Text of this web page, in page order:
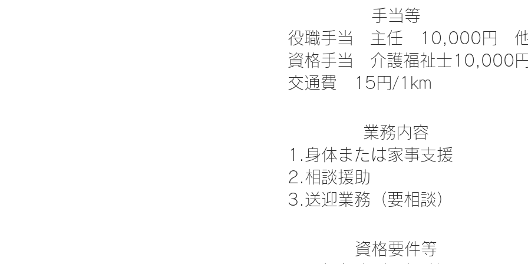
手当等
役職手当 主任 10,000円
資格手当 介護福祉士10,000
​交通費 15円/1km
業務内容
1.身体または家事支援
2.相談援助
3.送迎業務（要相談）
資格要件等